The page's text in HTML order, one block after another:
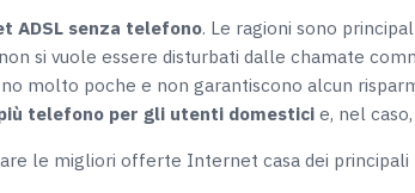
ADSL senza telefono. Le ragioni sono
si vuole essere disturbati dalle chamate
molto poche e non garantiscono alcun
telefono per gli utenti domestici e, nel
le migliori offerte Internet casa dei